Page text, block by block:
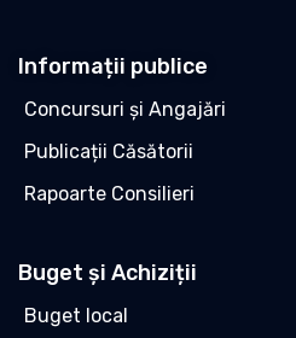
Informații publice
Concursuri și Angajări
Publicații Căsătorii
Rapoarte Consilieri
Buget și Achiziții
Buget local